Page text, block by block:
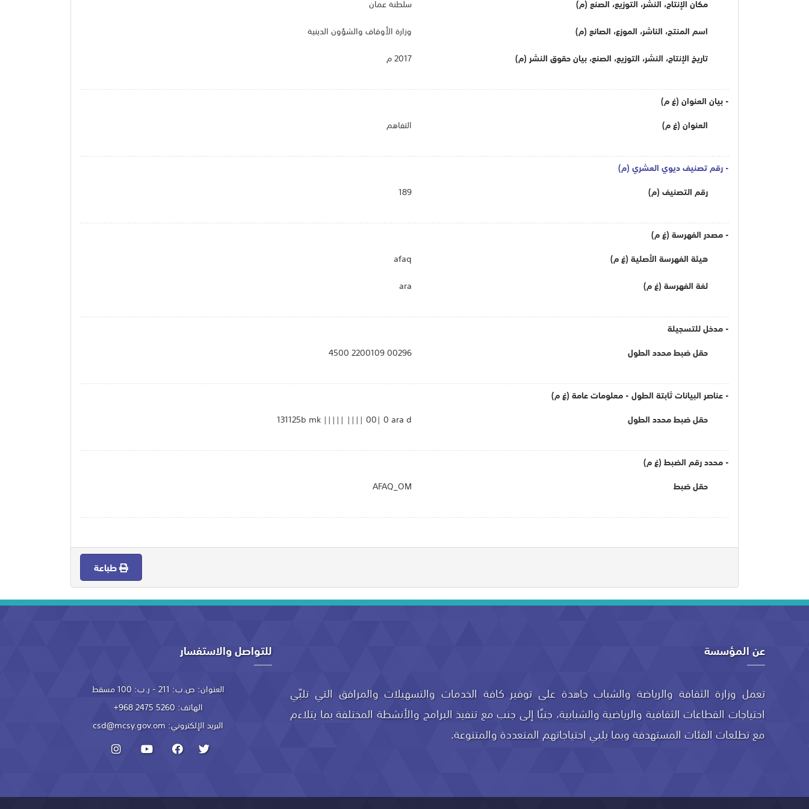
مكان الإنتاج، النشر، التوزيع، الصنع (م)
سلطنة عمان
اسم المنتج، الناشر، الموزع، الصانع (م)
وزارة الأوقاف والشؤون الدينية
تاريخ الإنتاج، النشر، التوزيع، الصنع، بيان حقوق النشر (م)
2017 م
- بيان العنوان (غ م)
العنوان (غ م)
التفاهم
- رقم تصنيف ديوي العشري (م)
رقم التصنيف (م)
189
- مصدر الفهرسة (غ م)
هيئة الفهرسة الأصلية (غ م)
afaq
لغة الفهرسة (غ م)
ara
- مدخل للتسجيلة
حقل ضبط محدد الطول
00296 2200109 4500
- عناصر البيانات ثابتة الطول - معلومات عامة (غ م)
حقل ضبط محدد الطول
131125b mk ||||| |||| 00| 0 ara d
- محدد رقم الضبط (غ م)
حقل ضبط
AFAQ_OM
طباعة
عن المؤسسة
تعمل وزارة الثقافة والرياضة والشباب جاهدة على توفير كافة الخدمات والتسهيلات والمرافق التي تلبّي
احتياجات القطاعات الثقافية والرياضية والشبابية، جنبًا إلى جنب مع تنفيذ البرامج والأنشطة المختلفة بما يتلاءم
مع تطلعات الفئات المستهدفة وبما يلبي احتياجاتهم المتعددة والمتنوعة.
للتواصل والاستفسار
العنوان:ص.ب: 211 - ر.ب: 100 مسقط
الهاتف: +968 2475 5260
البريد الإلكتروني: